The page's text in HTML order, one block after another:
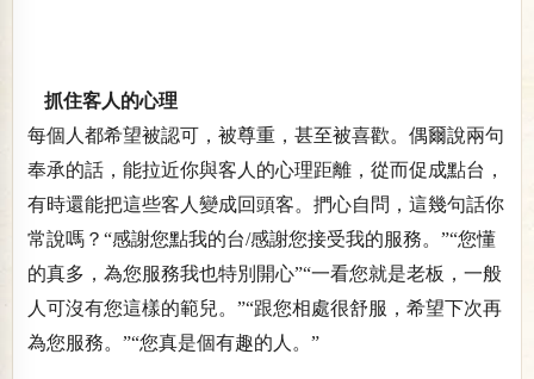
抓住客人的心理
每個人都希望被認可，被尊重，甚至被喜歡。偶爾說兩句
奉承的話，能拉近你與客人的心理距離，從而促成點台，
有時還能把這些客人變成回頭客。捫心自問，這幾句話你
常說嗎？“感謝您點我的台/感謝您接受我的服務。”“您懂
的真多，為您服務我也特別開心”“一看您就是老板，一般
人可沒有您這樣的範兒。”“跟您相處很舒服，希望下次再
為您服務。”“您真是個有趣的人。”